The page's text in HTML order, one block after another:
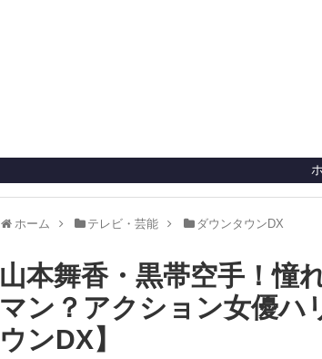
ホーム テレビ・芸能 ダウンタウンDX
山本舞香・黒帯空手！憧
マン？アクション女優ハ
ウンDX】